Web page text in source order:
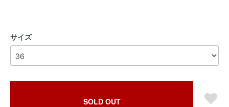
サイズ
SOLD OUT